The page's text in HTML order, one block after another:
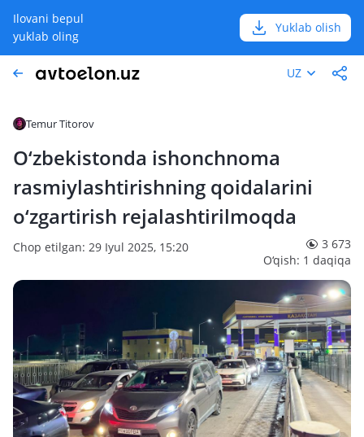
Ilovani bepul
yuklab oling
Yuklab olish
UZ
Temur Titorov
O‘zbekistonda ishonchnoma
rasmiylashtirishning qoidalarini
o‘zgartirish rejalashtirilmoqda
Chop etilgan: 29 Iyul 2025, 15:20
3 673
O‘qish: 1 daqiqa